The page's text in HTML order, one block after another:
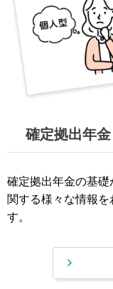
確定拠出年
確定拠出年金の基
関する様々な情報
す。